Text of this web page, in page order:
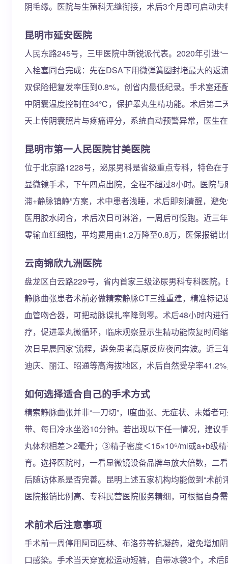
阴毛缘。医院与生殖科无缝衔接，术后3个月即可启动
昆明市延安医院
人民东路245号，三甲医院中新锐派代表。2020年引进“
入栓塞同台完成：先在DSA下用微弹簧圈封堵最大的返
双保险把复发率压到0.8%，创省内最低纪录。手术室还
中阴囊温度控制在34℃，保护睾丸生精功能。术后第二
天上传阴囊照片与疼痛评分，系统自动预警异常，医生
昆明市第一人民医院甘美医院
位于北京路1228号，泌尿男科是省级重点专科，特色在
显微镜手术，下午四点出院，全程不超过8小时。医院
滞+静脉镇静”方案，术中患者浅睡，术后即刻清醒，避
医用胶水闭合，术后次日可淋浴，一周后可慢跑。近三
零输血红细胞，平均费用由1.2万降至0.8万，医保报销
云南锦欣九洲医院
盘龙区白云路229号，省内首家三级泌尿男科专科医院
静脉曲张患者术前必做精索静脉CT三维重建，精准标记
血管吻合器，可把动脉误扎率降到零。术后48小时内进
疗，促进睾丸微循环，临床观察显示生精功能恢复时间
次日早晨回家”流程，避免患者高原反应夜间奔波。近
迪庆、丽江、昭通等高海拔地区，术后自然受孕率
如何选择适合自己的手术方式
精索静脉曲张并非“一刀切”，I度曲张、无症状、未婚者
带、每日冷水坐浴10分钟。若出现以下任一情况，建
丸体积相差＞2毫升；③精子密度＜15×10⁶/ml或a+b级
育。选择医院时，一看显微镜设备品牌与放大倍数，二
后随访体系是否完善。昆明上述五家机构均能做到“术
医院报销比例高、专科民营医院服务精细，可根据自身
术前术后注意事项
手术前一周停用阿司匹林、布洛芬等抗凝药，避免增加
口感染。手术当天穿宽松运动短裤，自带冰袋3个，术